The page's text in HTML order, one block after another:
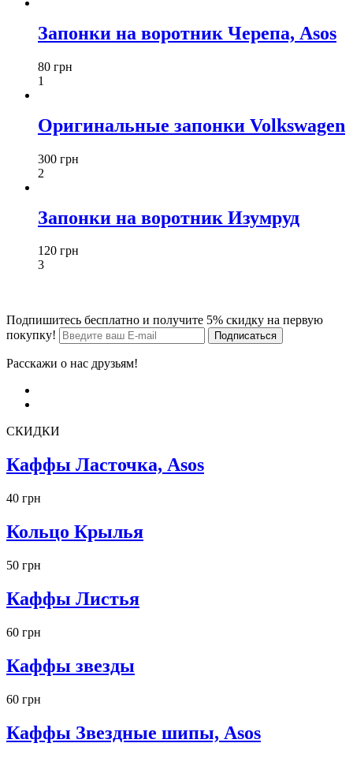
Запонки на воротник Черепа, Asos
80 грн
1
Оригинальные запонки Volkswagen
300 грн
2
Запонки на воротник Изумруд
120 грн
3
Подпишитесь бесплатно и получите 5% скидку на первую
покупку!
Расскажи о нас друзьям!
СКИДКИ
Каффы Ласточка, Asos
40 грн
Кольцо Крылья
50 грн
Каффы Листья
60 грн
Каффы звезды
60 грн
Каффы Звездные шипы, Asos